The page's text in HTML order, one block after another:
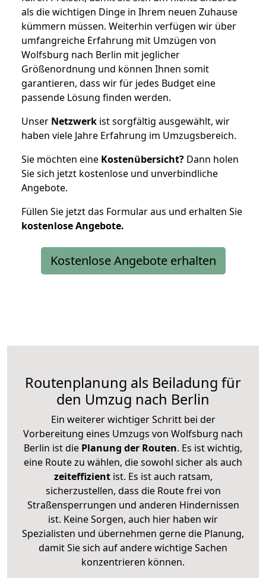
als die wichtigen Dinge in Ihrem neuen Zuhause
kümmern müssen. Weiterhin verfügen wir über
umfangreiche Erfahrung mit Umzügen von
Wolfsburg nach Berlin mit jeglicher
Größenordnung und können Ihnen somit
garantieren, dass wir für jedes Budget eine
passende Lösung finden werden.
Unser Netzwerk ist sorgfältig ausgewählt, wir
haben viele Jahre Erfahrung im Umzugsbereich.
Sie möchten eine Kostenübersicht? Dann holen
Sie sich jetzt kostenlose und unverbindliche
Angebote.
Füllen Sie jetzt das Formular aus und erhalten Sie
kostenloseAngebote.
Kostenlose Angebote erhalten
Routenplanung als Beiladung für
den Umzug nach Berlin
Ein weiterer wichtiger Schritt bei der
Vorbereitung eines Umzugs von Wolfsburg nach
Berlin ist die Planung der Routen. Es ist wichtig,
eine Route zu wählen, die sowohl sicher als auch
zeiteffizientist. Es ist auch ratsam,
sicherzustellen, dass die Route frei von
Straßensperrungen und anderen Hindernissen
ist. Keine Sorgen, auch hier haben wir
Spezialisten und übernehmen gerne die Planung,
damit Sie sich auf andere wichtige Sachen
konzentrieren können.